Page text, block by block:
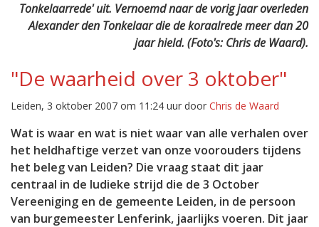
Tonkelaarrede' uit. Vernoemd naar de vorig jaar overleden
Alexander den Tonkelaar die de koraalrede meer dan 20
jaar hield. (Foto's: Chris de Waard).
"De waarheid over 3 oktober"
Leiden, 3 oktober 2007 om 11:24 uur door Chris de Waard
Wat is waar en wat is niet waar van alle verhalen over
het heldhaftige verzet van onze voorouders tijdens
het beleg van Leiden? Die vraag staat dit jaar
centraal in de ludieke strijd die de 3 October
Vereeniging en de gemeente Leiden, in de persoon
van burgemeester Lenferink, jaarlijks voeren. Dit jaar